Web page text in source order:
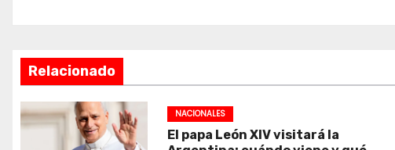
Relacionado
NACIONALES
El papa León XIV visitará la